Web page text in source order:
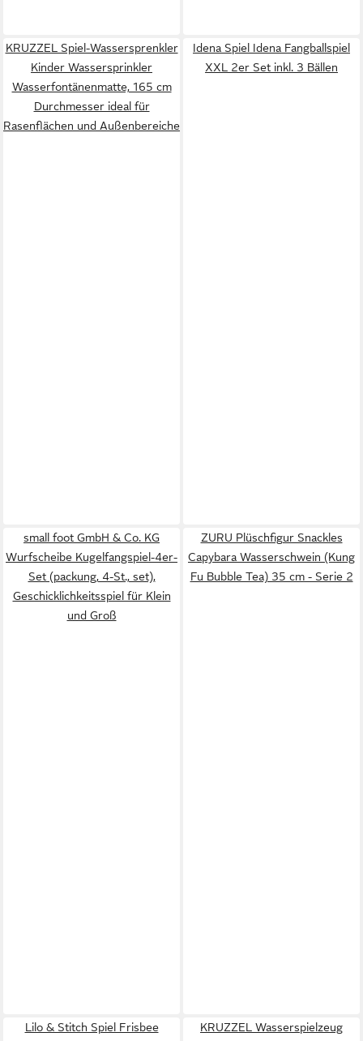
KRUZZEL Spiel-Wassersprenkler
Kinder Wassersprinkler
Wasserfontänenmatte, 165 cm
Durchmesser ideal für
Rasenflächen und Außenbereiche
Idena Spiel Idena Fangballspiel
XXL 2er Set inkl. 3 Bällen
small foot GmbH & Co. KG
Wurfscheibe Kugelfangspiel-4er-
Set (packung, 4-St., set),
Geschicklichkeitsspiel für Klein
und Groß
ZURU Plüschfigur Snackles
Capybara Wasserschwein (Kung
Fu Bubble Tea) 35 cm - Serie 2
Lilo & Stitch Spiel Frisbee
KRUZZEL Wasserspielzeug